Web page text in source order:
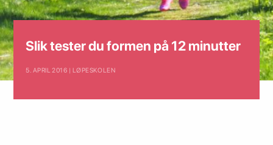
Slik tester du formen på 12 minutter
5. APRIL 2016 | LØPESKOLEN